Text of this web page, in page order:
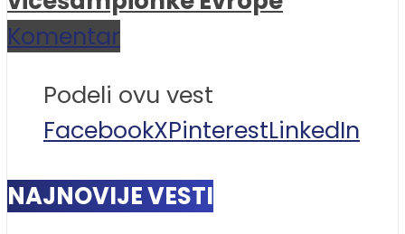
Komentar
Podeli ovu vest
FacebookXPinterestLinkedIn
NAJNOVIJE VESTI